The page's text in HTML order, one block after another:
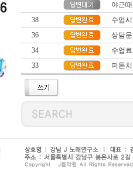
야근
38
수업
36
상담
34
수업
33
피톤